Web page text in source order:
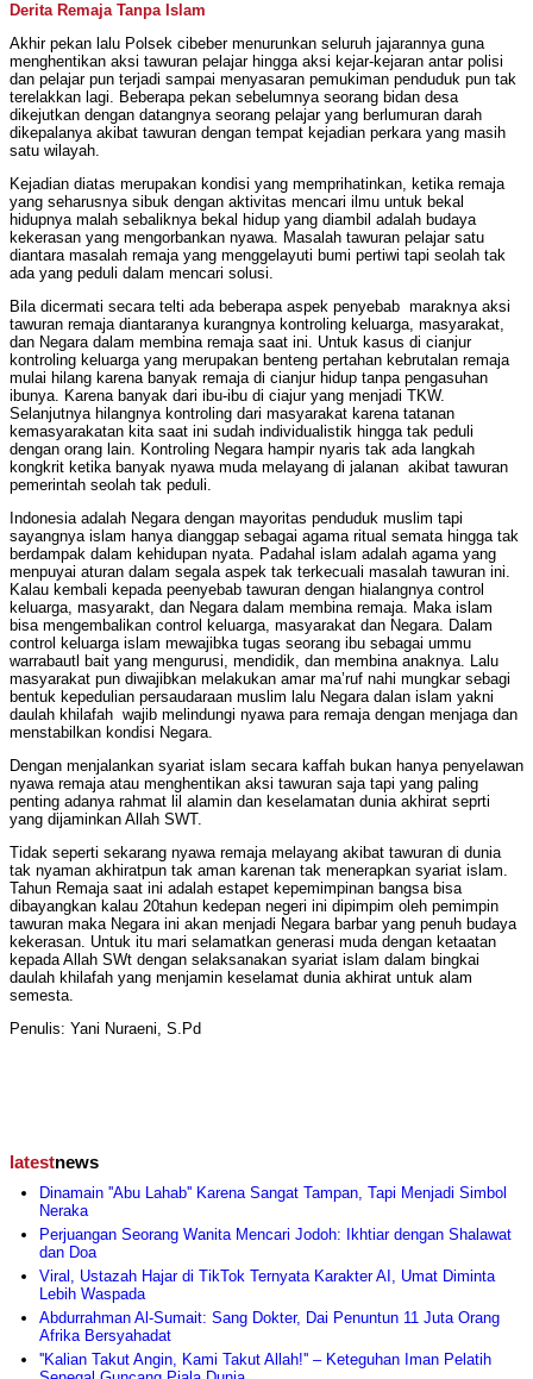
Derita Remaja Tanpa Islam
Akhir pekan lalu Polsek cibeber menurunkan seluruh jajarannya guna
menghentikan aksi tawuran pelajar hingga aksi kejar-kejaran antar polisi
dan pelajar pun terjadi sampai menyasaran pemukiman penduduk pun tak
terelakkan lagi. Beberapa pekan sebelumnya seorang bidan desa
dikejutkan dengan datangnya seorang pelajar yang berlumuran darah
dikepalanya akibat tawuran dengan tempat kejadian perkara yang masih
satu wilayah.
Kejadian diatas merupakan kondisi yang memprihatinkan, ketika remaja
yang seharusnya sibuk dengan aktivitas mencari ilmu untuk bekal
hidupnya malah sebaliknya bekal hidup yang diambil adalah budaya
kekerasan yang mengorbankan nyawa. Masalah tawuran pelajar satu
diantara masalah remaja yang menggelayuti bumi pertiwi tapi seolah tak
ada yang peduli dalam mencari solusi.
Bila dicermati secara telti ada beberapa aspek penyebab maraknya aksi
tawuran remaja diantaranya kurangnya kontroling keluarga, masyarakat,
dan Negara dalam membina remaja saat ini. Untuk kasus di cianjur
kontroling keluarga yang merupakan benteng pertahan kebrutalan remaja
mulai hilang karena banyak remaja di cianjur hidup tanpa pengasuhan
ibunya. Karena banyak dari ibu-ibu di ciajur yang menjadi TKW.
Selanjutnya hilangnya kontroling dari masyarakat karena tatanan
kemasyarakatan kita saat ini sudah individualistik hingga tak peduli
dengan orang lain. Kontroling Negara hampir nyaris tak ada langkah
kongkrit ketika banyak nyawa muda melayang di jalanan akibat tawuran
pemerintah seolah tak peduli.
Indonesia adalah Negara dengan mayoritas penduduk muslim tapi
sayangnya islam hanya dianggap sebagai agama ritual semata hingga tak
berdampak dalam kehidupan nyata. Padahal islam adalah agama yang
menpuyai aturan dalam segala aspek tak terkecuali masalah tawuran ini.
Kalau kembali kepada peenyebab tawuran dengan hialangnya control
keluarga, masyarakt, dan Negara dalam membina remaja. Maka islam
bisa mengembalikan control keluarga, masyarakat dan Negara. Dalam
control keluarga islam mewajibka tugas seorang ibu sebagai ummu
warrabautl bait yang mengurusi, mendidik, dan membina anaknya. Lalu
masyarakat pun diwajibkan melakukan amar ma’ruf nahi mungkar sebagi
bentuk kepedulian persaudaraan muslim lalu Negara dalan islam yakni
daulah khilafah wajib melindungi nyawa para remaja dengan menjaga dan
menstabilkan kondisi Negara.
Dengan menjalankan syariat islam secara kaffah bukan hanya penyelawan
nyawa remaja atau menghentikan aksi tawuran saja tapi yang paling
penting adanya rahmat lil alamin dan keselamatan dunia akhirat seprti
yang dijaminkan Allah SWT.
Tidak seperti sekarang nyawa remaja melayang akibat tawuran di dunia
tak nyaman akhiratpun tak aman karenan tak menerapkan syariat islam.
Tahun Remaja saat ini adalah estapet kepemimpinan bangsa bisa
dibayangkan kalau 20tahun kedepan negeri ini dipimpim oleh pemimpin
tawuran maka Negara ini akan menjadi Negara barbar yang penuh budaya
kekerasan. Untuk itu mari selamatkan generasi muda dengan ketaatan
kepada Allah SWt dengan selaksanakan syariat islam dalam bingkai
daulah khilafah yang menjamin keselamat dunia akhirat untuk alam
semesta.
Penulis: Yani Nuraeni, S.Pd
latestnews
Dinamain ''Abu Lahab'' Karena Sangat Tampan, Tapi Menjadi Simbol
Neraka
Perjuangan Seorang Wanita Mencari Jodoh: Ikhtiar dengan Shalawat
dan Doa
Viral, Ustazah Hajar di TikTok Ternyata Karakter AI, Umat Diminta
Lebih Waspada
Abdurrahman Al-Sumait: Sang Dokter, Dai Penuntun 11 Juta Orang
Afrika Bersyahadat
''Kalian Takut Angin, Kami Takut Allah!'' – Keteguhan Iman Pelatih